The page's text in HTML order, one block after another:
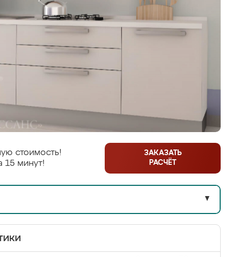
стоимость!
15 минут!
ЗАКАЗАТЬ
РАСЧЁТ
▼